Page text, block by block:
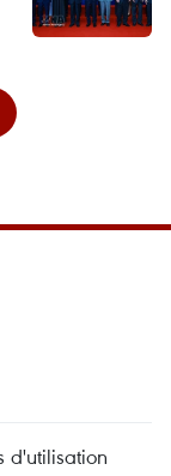
d'utilisation